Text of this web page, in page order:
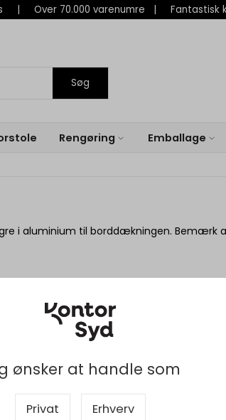
| Over 70.000 varenumre | Fantastisk
Søg
Rengøring Emballage
ønsker at handle som
Privat Erhverv
i aluminium til borddækningen. Bemærk